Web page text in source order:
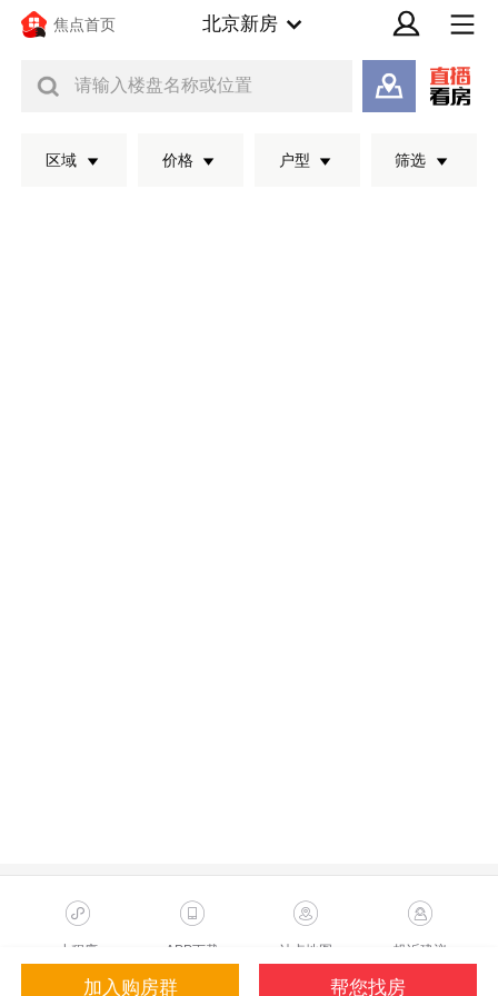
焦点首页 北京新房
请输入楼盘名称或位置
区域 价格 户型 筛选
加入购房群 帮您找房
小程序 APP下载 站点地图 投诉建议